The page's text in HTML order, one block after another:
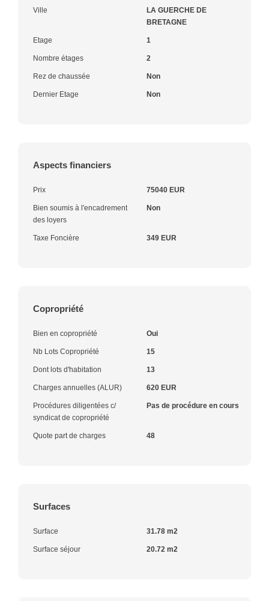
Ville
LA GUERCHE DE
BRETAGNE
Etage 1
Nombre étages 2
Rez de chaussée Non
Dernier Etage Non
Aspects financiers
Prix 75040 EUR
Bien soumis à l'encadrement
des loyers
Non
Taxe Foncière 349 EUR
Copropriété
Bien en copropriété Oui
Nb Lots Copropriété 15
Dont lots d'habitation 13
Charges annuelles (ALUR) 620 EUR
Procédures diligentées c/
syndicat de copropriété
Pas de procédure en cours
Quote part de charges 48
Surfaces
Surface 31.78 m2
Surface séjour 20.72 m2